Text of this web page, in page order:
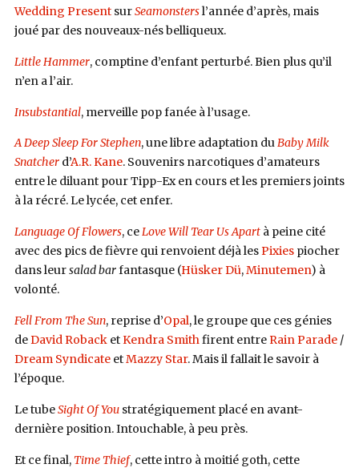
Wedding PresentsurSeamonstersl’année d’après, mais
joué par des nouveaux-nés belliqueux.
Little Hammer, comptine d’enfant perturbé. Bien plus qu’il
n’en a l’air.
Insubstantial, merveille pop fanée à l’usage.
A Deep Sleep For Stephen, une libre adaptation duBaby Milk
Snatcher d’A.R. Kane. Souvenirs narcotiques d’amateurs
entre le diluant pour Tipp-Ex en cours et les premiers joints
à la récré. Le lycée, cet enfer.
Language Of Flowers, ceLove Will Tear Us Apartà peine cité
avec des pics de fièvre qui renvoient déjà lesPixiespiocher
dans leursalad barfantasque (Hüsker Dü,Minutemen) à
volonté.
Fell From The Sun, reprise d’Opal, le groupe que ces génies
deDavid RobacketKendra Smithfirent entreRain Parade/
Dream SyndicateetMazzy Star. Mais il fallait le savoir à
l’époque.
Le tubeSight Of Youstratégiquement placé en avant-
dernière position. Intouchable, à peu près.
Et ce final, Time Thief, cette intro à moitié goth, cette